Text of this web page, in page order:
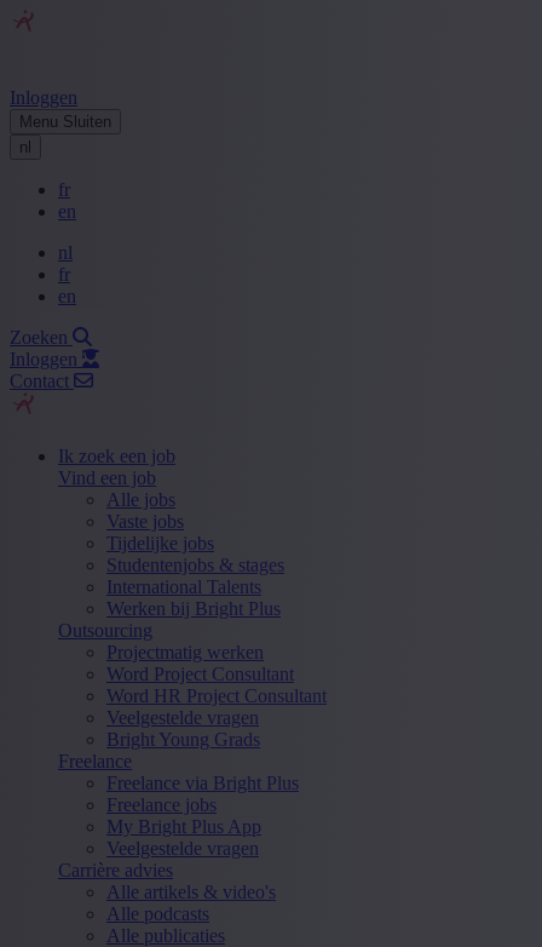
Inloggen
Menu Sluiten
nl
fr
en
nl
fr
en
Zoeken
Inloggen
Contact
Ik zoek een job
Vind een job
Alle jobs
Vaste jobs
Tijdelijke jobs
Studentenjobs & stages
International Talents
Werken bij Bright Plus
Outsourcing
Projectmatig werken
Word Project Consultant
Word HR Project Consultant
Veelgestelde vragen
Bright Young Grads
Freelance
Freelance via Bright Plus
Freelance jobs
My Bright Plus App
Veelgestelde vragen
Carrière advies
Alle artikels & video's
Alle podcasts
Alle publicaties